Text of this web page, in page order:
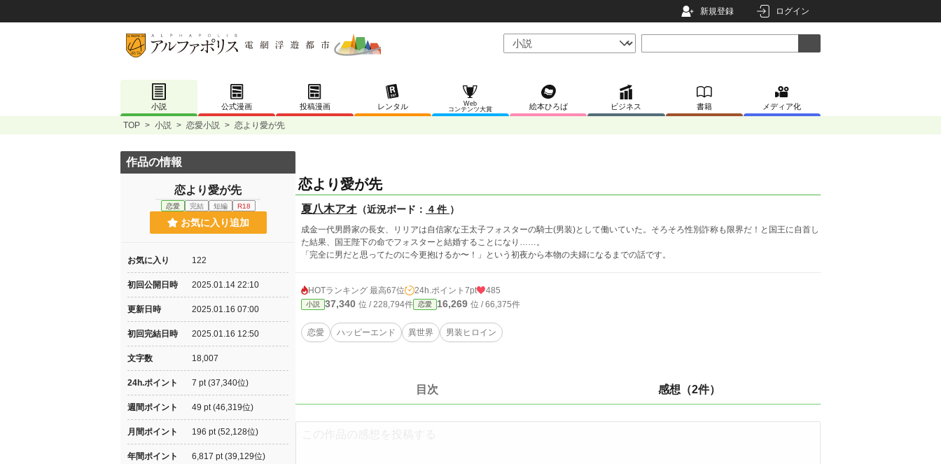
新規登録 ログイン
小説 公式漫画 投稿漫画 レンタル
Web
コンテンツ大賞
絵本ひろば ビジネス 書籍 メディア化
TOP > 小説 > 恋愛小説 > 恋より愛が先
恋より愛が先
夏八木アオ （近況ボード： 4 件 ）
成金一代男爵家の長女、リリアは自信家な王太子フォスターの騎士(男装)として働いていた。そろそろ性別詐称も限界だ！と国王に自首し
た結果、国王陛下の命でフォスターと結婚することになり……。
「完全に男だと思ってたのに今更抱けるか〜！」という初夜から本物の夫婦になるまでの話です。
HOTランキング 最高67位 24h.ポイント 7pt 485
小説 37,340 位 / 228,794件 恋愛 16,269 位 / 66,375件
恋愛 ハッピーエンド 異世界 男装ヒロイン
目次 感想（2件）
作品の情報
恋より愛が先
恋愛 完結 短編 R18
お気に入り追加
お気に入り 122
初回公開日時 2025.01.14 22:10
更新日時 2025.01.16 07:00
初回完結日時 2025.01.16 12:50
文字数 18,007
24h.ポイント 7 pt (37,340位)
週間ポイント 49 pt (46,319位)
月間ポイント 196 pt (52,128位)
年間ポイント 6,817 pt (39,129位)